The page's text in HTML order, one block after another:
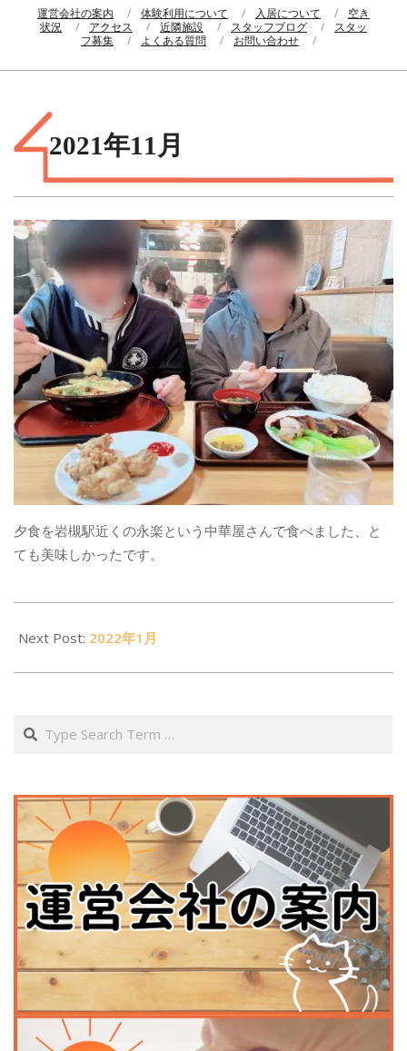
運営会社の案内 体験利用について 入居について
空き
状況
アクセス 近隣施設 スタッフブログ
スタッ
フ募集
よくある質問 お問い合わせ
2021年11月
夕食を岩槻駅近くの永楽という中華屋さんで食べました、と
ても美味しかったです。
02-
Next Post: 2022年1月
Search